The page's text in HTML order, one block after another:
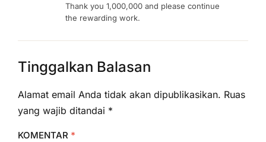
Thank you 1,000,000 and please continue
the rewarding work.
Tinggalkan Balasan
Alamat email Anda tidak akan dipublikasikan. Ruas
yang wajib ditandai *
KOMENTAR *